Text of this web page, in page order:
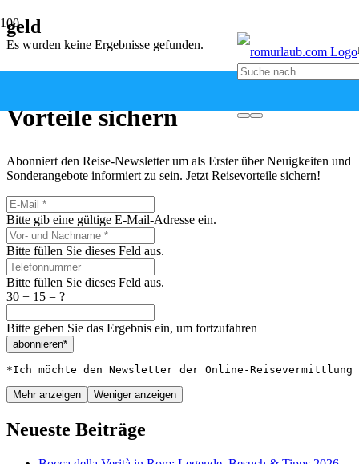
geld
Es wurden keine Ergebnisse gefunden.
Newsletter abonnieren &
Vorteile sichern
Abonniert den Reise-Newsletter um als Erster über Neuigkeiten und
Sonderangebote informiert zu sein. Jetzt Reisevorteile sichern!
Bitte gib eine gültige E-Mail-Adresse ein.
Bitte füllen Sie dieses Feld aus.
Bitte füllen Sie dieses Feld aus.
30 + 15 = ?
Bitte geben Sie das Ergebnis ein, um fortzufahren
abonnieren*
*Ich möchte den Newsletter der Online-
Mehr anzeigen Weniger anzeigen
Neueste Beiträge